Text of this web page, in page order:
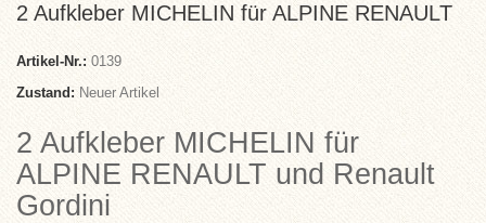
2 Aufkleber MICHELIN für ALPINE RENAULT
Artikel-Nr.: 0139
Zustand: Neuer Artikel
2 Aufkleber MICHELIN für
ALPINE RENAULT und Renault
Gordini